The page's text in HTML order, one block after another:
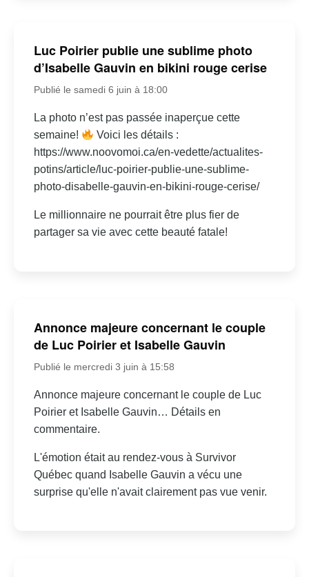
Luc Poirier publie une sublime photo
d’Isabelle Gauvin en bikini rouge cerise
Publié le samedi 6 juin à 18:00
La photo n’est pas passée inaperçue cette
semaine!
Voici les détails :
https://www.noovomoi.ca/en-vedette/actualites-
potins/article/luc-poirier-publie-une-sublime-
photo-disabelle-gauvin-en-bikini-rouge-cerise/
Le millionnaire ne pourrait être plus fier de
partager sa vie avec cette beauté fatale!
Annonce majeure concernant le couple
de Luc Poirier et Isabelle Gauvin
Publié le mercredi 3 juin à 15:58
Annonce majeure concernant le couple de Luc
Poirier et Isabelle Gauvin… Détails en
commentaire.
L'émotion était au rendez-vous à Survivor
Québec quand Isabelle Gauvin a vécu une
surprise qu'elle n'avait clairement pas vue venir.